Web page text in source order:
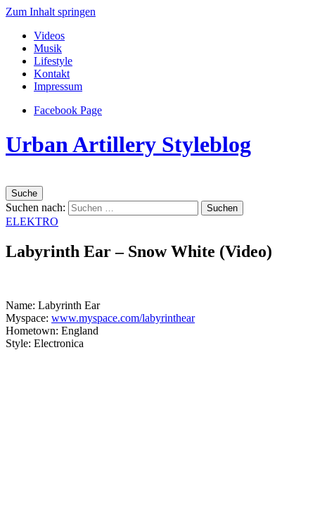
Zum Inhalt springen
Videos
Musik
Lifestyle
Kontakt
Impressum
Facebook Page
Urban Artillery Styleblog
Suche
Suchen nach:
ELEKTRO
Labyrinth Ear – Snow White (Video)
Name: Labyrinth Ear
Myspace: www.myspace.com/labyrinthear
Hometown: England
Style: Electronica